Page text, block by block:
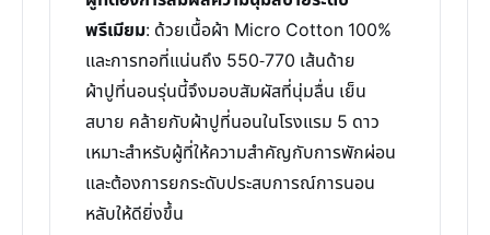
พรีเมียม: ด้วยเนื้อผ้า Micro Cotton 100%
และการทอที่แน่นถึง 550-770 เส้นด้าย
ผ้าปูที่นอนรุ่นนี้จึงมอบสัมผัสที่นุ่มลื่น เย็น
สบาย คล้ายกับผ้าปูที่นอนในโรงแรม 5 ดาว
เหมาะสำหรับผู้ที่ให้ความสำคัญกับการพักผ่อน
และต้องการยกระดับประสบการณ์การนอน
หลับให้ดียิ่งขึ้น